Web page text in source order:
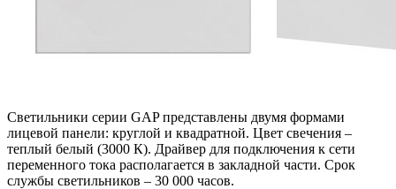
Светильники серии GAP представлены двумя формами
лицевой панели: круглой и квадратной. Цвет свечения –
теплый белый (3000 К). Драйвер для подключения к сети
переменного тока располагается в закладной части. Срок
службы светильников – 30 000 часов.